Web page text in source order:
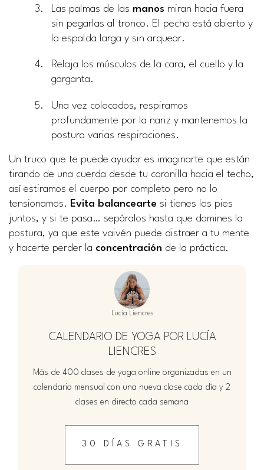
Las palmas de las manos miran hacia fuera
sin pegarlas al tronco. El pecho está abierto y
la espalda larga y sin arquear.
Relaja los músculos de la cara, el cuello y la
garganta.
Una vez colocados, respiramos
profundamente por la nariz y mantenemos la
postura varias respiraciones.
Un truco que te puede ayudar es imaginarte que están
tirando de una cuerda desde tu coronilla hacia el techo,
así estiramos el cuerpo por completo pero no lo
tensionamos. Evita balancearte si tienes los pies
juntos, y si te pasa… sepáralos hasta que domines la
postura, ya que este vaivén puede distraer a tu mente
y hacerte perder la concentración de la práctica.
Lucia Liencres
CALENDARIO DE YOGA POR LUCÍA
LIENCRES
Más de 400 clases de yoga online organizadas en un
calendario mensual con una nueva clase cada día y 2
clases en directo cada semana
30 DÍAS GRATIS